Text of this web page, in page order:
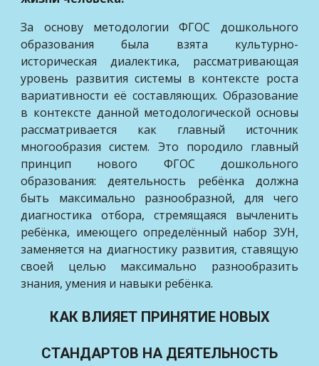
За основу методологии ФГОС дошкольного
образования была взята культурно-
историческая диалектика, рассматривающая
уровень развития системы в контексте роста
вариативности её составляющих. Образование
в контексте данной методологической основы
рассматривается как главный источник
многообразия систем. Это породило главный
принцип нового ФГОС дошкольного
образования: деятельность ребёнка должна
быть максимально разнообразной, для чего
диагностика отбора, стремящаяся вычленить
ребёнка, имеющего определённый набор ЗУН,
заменяется на диагностику развития, ставящую
своей целью максимально разнообразить
знания, умения и навыки ребёнка.
КАК ВЛИЯЕТ ПРИНЯТИЕ НОВЫХ
СТАНДАРТОВ НА ДЕЯТЕЛЬНОСТЬ